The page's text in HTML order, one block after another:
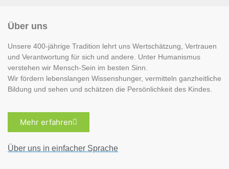
Über uns
Unsere 400-jährige Tradition lehrt uns Wertschätzung, Vertrauen
und Verantwortung für sich und andere. Unter Humanismus
verstehen wir Mensch-Sein im besten Sinn.
Wir fördern lebenslangen Wissenshunger, vermitteln ganzheitliche
Bildung und sehen und schätzen die Persönlichkeit des Kindes.
Mehr erfahren
Über uns in einfacher Sprache